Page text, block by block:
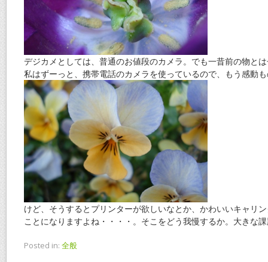
デジカメとしては、普通のお値段のカメラ。でも一昔前の物と
私はずーっと、携帯電話のカメラを使っているので、もう感動
けど、そうするとプリンターが欲しいなとか、かわいいキャリ
ことになりますよね・・・・。そこをどう我慢するか。大きな
Posted in: 全般